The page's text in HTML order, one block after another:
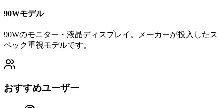
90Wモデル
90Wのモニター・液晶ディスプレイ。メーカーが投入したス
ペック重視モデルです。
おすすめユーザー